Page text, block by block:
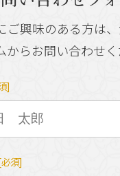
ご興味のある方は
からお問い合わせく
]
須]